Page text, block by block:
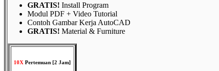
GRATIS! Install Program
Modul PDF + Video Tutorial
Contoh Gambar Kerja AutoCAD
GRATIS! Material & Furniture
10X Pertemuan [2 Jam]